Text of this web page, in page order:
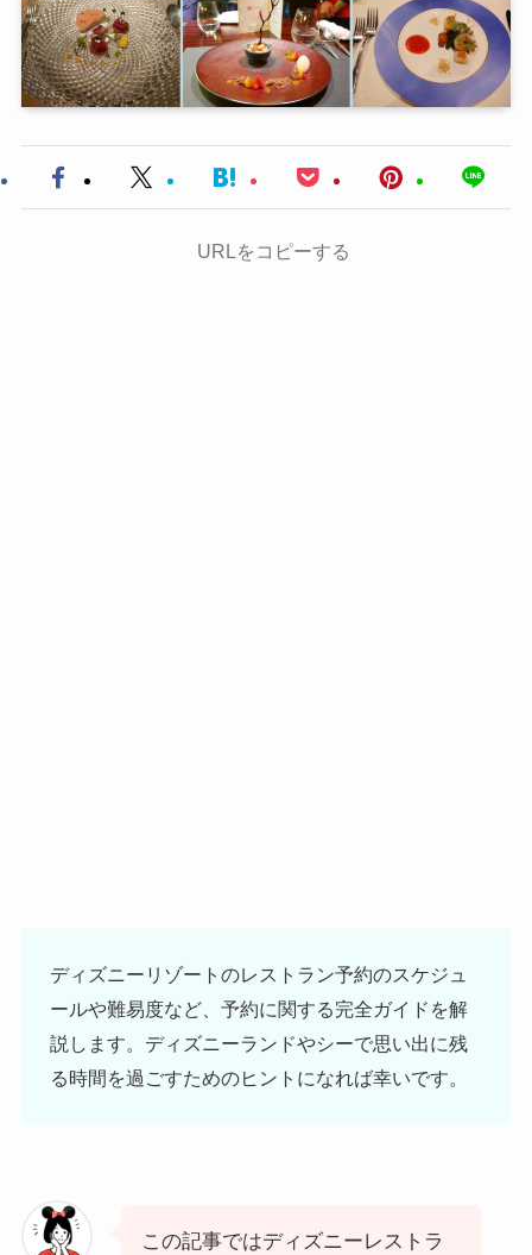
URLをコピーする
ディズニーリゾートのレストラン予約のスケジュ
ールや難易度など、予約に関する完全ガイドを解
説します。ディズニーランドやシーで思い出に残
る時間を過ごすためのヒントになれば幸いです。
この記事ではディズニーレストラ